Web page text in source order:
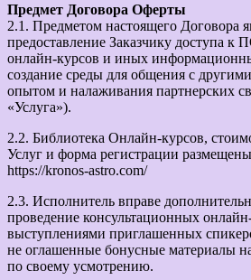
Предмет Договора Оферты
2.1. Предметом настоящего Договора
предоставление Заказчику доступа к
онлайн-курсов и иных
создание среды для общения с
опытом и налаживания партнерских
«Услуга»).
2.2. Библиотека Онлайн-курсов,
Услуг и форма регистрации
https://kronos-astro.com/
2.3. Исполнитель вправе
проведение консультационных
выступлениями приглашенных
не оглашенные бонусные материалы
по своему усмотрению.